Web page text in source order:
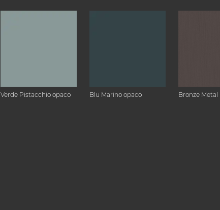
Verde Pistacchio opaco Blu Marino opaco Bronze Metal